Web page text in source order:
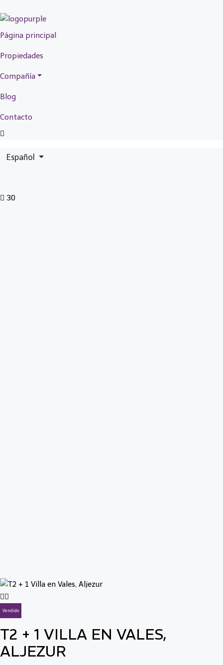
Página principal
Propiedades
Compañía
Blog
Contacto
Español
30
Vendido
T2 + 1 VILLA EN VALES,
ALJEZUR